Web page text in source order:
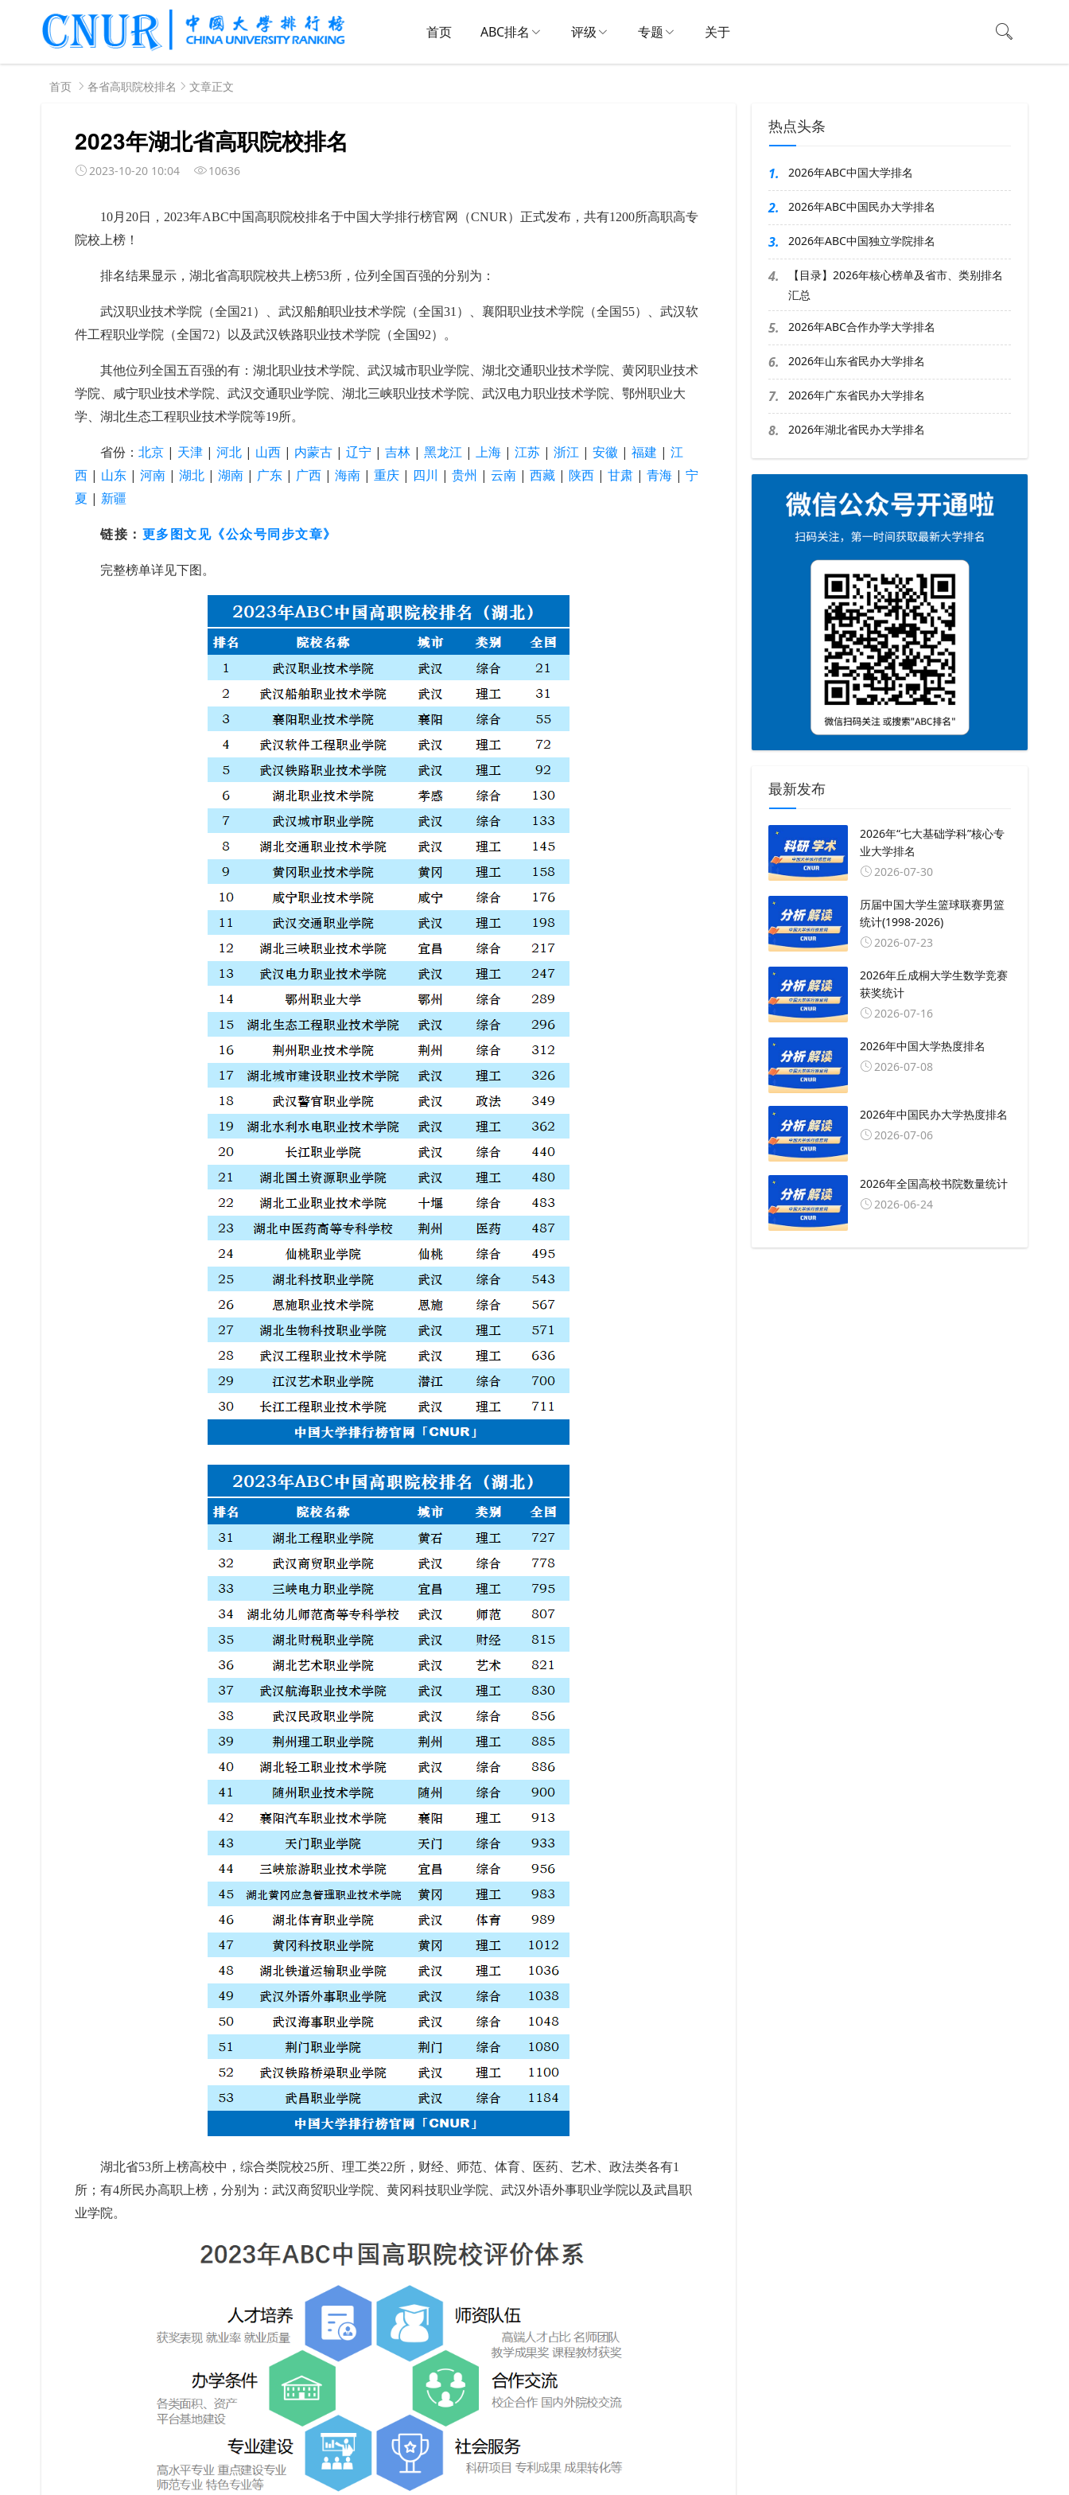
首页 ABC排名 评级 专题 关于
首页 各省高职院校排名 文章正文
2023年湖北省高职院校排名
2023-10-20 10:04 10636
10月20日，2023年ABC中国高职院校排名于中国大学排行榜官网（CNUR）正式发布，共有1200所高职高专
院校上榜！
排名结果显示，湖北省高职院校共上榜53所，位列全国百强的分别为：
武汉职业技术学院（全国21）、武汉船舶职业技术学院（全国31）、襄阳职业技术学院（全国55）、武汉软
件工程职业学院（全国72）以及武汉铁路职业技术学院（全国92）。
其他位列全国五百强的有：湖北职业技术学院、武汉城市职业学院、湖北交通职业技术学院、黄冈职业技术
学院、咸宁职业技术学院、武汉交通职业学院、湖北三峡职业技术学院、武汉电力职业技术学院、鄂州职业大
学、湖北生态工程职业技术学院等19所。
省份： 北京 | 天津 | 河北 | 山西 | 内蒙古 | 辽宁 | 吉林 | 黑龙江 | 上海 | 江苏 | 浙江 | 安徽 | 福建 | 江
西 | 山东 | 河南 | 湖北 | 湖南 | 广东 | 广西 | 海南 | 重庆 | 四川 | 贵州 | 云南 | 西藏 | 陕西 | 甘肃 | 青海 | 宁
夏 | 新疆
链接： 更多图文见《公众号同步文章》
完整榜单详见下图。
湖北省53所上榜高校中，综合类院校25所、理工类22所，财经、师范、体育、医药、艺术、政法类各有1
所；有4所民办高职上榜，分别为：武汉商贸职业学院、黄冈科技职业学院、武汉外语外事职业学院以及武昌职
业学院。
热点头条
1. 2026年ABC中国大学排名
2. 2026年ABC中国民办大学排名
3. 2026年ABC中国独立学院排名
4.
【目录】2026年核心榜单及省市、类别排名
汇总
5. 2026年ABC合作办学大学排名
6. 2026年山东省民办大学排名
7. 2026年广东省民办大学排名
8. 2026年湖北省民办大学排名
最新发布
2026年“七大基础学科”核心专
业大学排名
2026-07-30
历届中国大学生篮球联赛男篮
统计(1998-2026)
2026-07-23
2026年丘成桐大学生数学竞赛
获奖统计
2026-07-16
2026年中国大学热度排名
2026-07-08
2026年中国民办大学热度排名
2026-07-06
2026年全国高校书院数量统计
2026-06-24